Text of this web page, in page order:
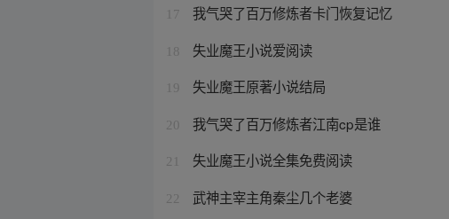
17 我气哭了百万修炼者卡门恢复记忆
18 失业魔王小说爱阅读
19 失业魔王原著小说结局
20 我气哭了百万修炼者江南cp是谁
21 失业魔王小说全集免费阅读
22 武神主宰主角秦尘几个老婆